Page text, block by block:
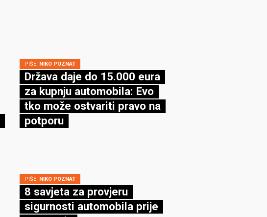
PIŠE: NIKO POZNAT
Država daje do 15.000 eura
za kupnju automobila: Evo
tko može ostvariti pravo na
potporu
PIŠE: NIKO POZNAT
8 savjeta za provjeru
sigurnosti automobila prije